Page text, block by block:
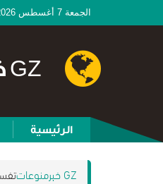
الجمعة 7 أغسطس 2026 ميلادى - 23 صفر 1448 هجرى
GZ خبر
الرئيسية
GZ خبر منوعات